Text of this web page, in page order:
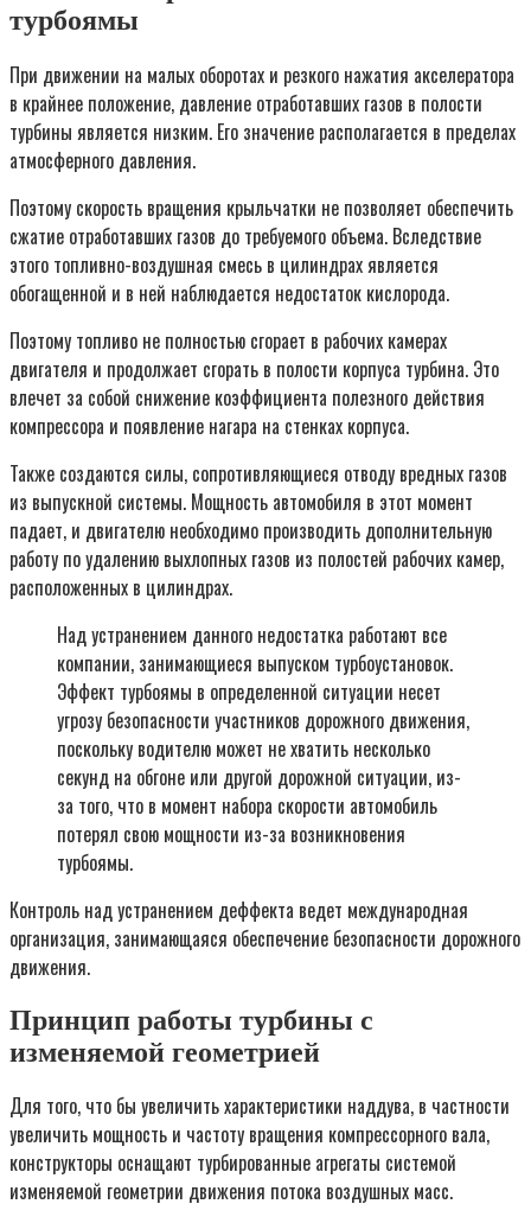
турбоямы
При движении на малых оборотах и резкого нажатия акселератора
в крайнее положение, давление отработавших газов в полости
турбины является низким. Его значение располагается в пределах
атмосферного давления.
Поэтому скорость вращения крыльчатки не позволяет обеспечить
сжатие отработавших газов до требуемого объема. Вследствие
этого топливно-воздушная смесь в цилиндрах является
обогащенной и в ней наблюдается недостаток кислорода.
Поэтому топливо не полностью сгорает в рабочих камерах
двигателя и продолжает сгорать в полости корпуса турбина. Это
влечет за собой снижение коэффициента полезного действия
компрессора и появление нагара на стенках корпуса.
Также создаются силы, сопротивляющиеся отводу вредных газов
из выпускной системы. Мощность автомобиля в этот момент
падает, и двигателю необходимо производить дополнительную
работу по удалению выхлопных газов из полостей рабочих камер,
расположенных в цилиндрах.
Над устранением данного недостатка работают все
компании, занимающиеся выпуском турбоустановок.
Эффект турбоямы в определенной ситуации несет
угрозу безопасности участников дорожного движения,
поскольку водителю может не хватить несколько
секунд на обгоне или другой дорожной ситуации, из-
за того, что в момент набора скорости автомобиль
потерял свою мощности из-за возникновения
турбоямы.
Контроль над устранением деффекта ведет международная
организация, занимающаяся обеспечение безопасности дорожного
движения.
Принцип работы турбины с
изменяемой геометрией
Для того, что бы увеличить характеристики наддува, в частности
увеличить мощность и частоту вращения компрессорного вала,
конструкторы оснащают турбированные агрегаты системой
изменяемой геометрии движения потока воздушных масс.